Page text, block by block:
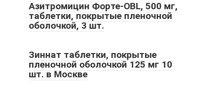
Азитромицин Форте-OBL, 500 мг,
таблетки, покрытые пленочной
оболочкой, 3 шт.
Зиннат таблетки, покрытые
пленочной оболочкой 125 мг 10
шт. в Москве